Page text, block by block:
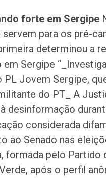
forte em Sergipe
para os pré-
determinou a
Sergipe
PL Jovem Sergipe,
do PT_ A
desinformação
considerada
ao Senado nas
formada pelo
após o perfil